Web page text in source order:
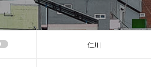
仁川